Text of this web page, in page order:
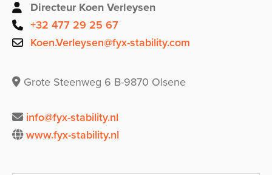
Directeur Koen Verleysen
+32 477 29 25 67
Koen.Verleysen@fyx-stability.com
Grote Steenweg 6 B-9870 Olsene
info@fyx-stability.nl
www.fyx-stability.nl